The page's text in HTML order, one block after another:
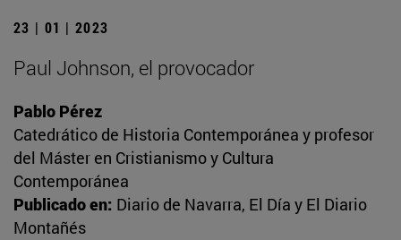
23 | 01 | 2023
Paul Johnson, el provocador
Pablo Pérez
Catedrático de Historia Contemporánea y profesor
del Máster en Cristianismo y Cultura
Contemporánea
Publicado en: Diario de Navarra, El Día y El Diario
Montañés